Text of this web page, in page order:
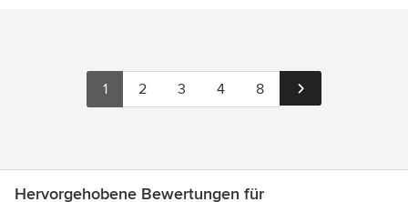
1 2 3 4 8
Hervorgehobene Bewertungen für